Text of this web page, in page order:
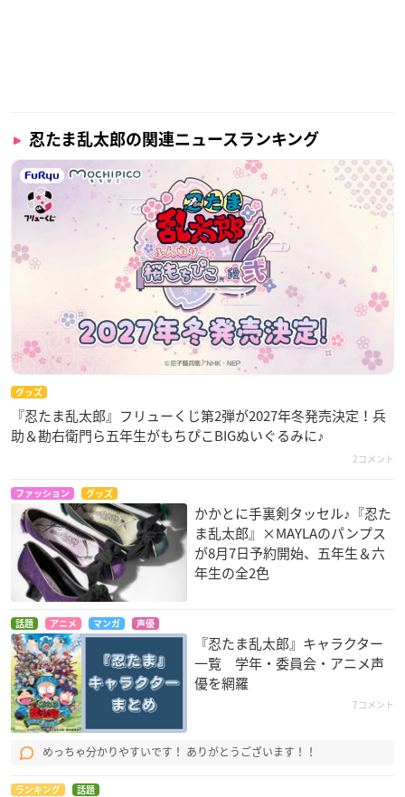
忍たま乱太郎の関連ニュースランキング
グッズ
『忍たま乱太郎』フリューくじ第2弾が2027年冬発売決定！兵
助＆勘右衛門ら五年生がもちぴこBIGぬいぐるみに♪
2コメント
ファッション グッズ
かかとに手裏剣タッセル♪『忍た
ま乱太郎』×MAYLAのパンプス
が8月7日予約開始、五年生＆六
年生の全2色
話題 アニメ マンガ 声優
『忍たま乱太郎』キャラクター
一覧 学年・委員会・アニメ声
優を網羅
7コメント
めっちゃ分かりやすいです！ ありがとうございます！！
ランキング 話題